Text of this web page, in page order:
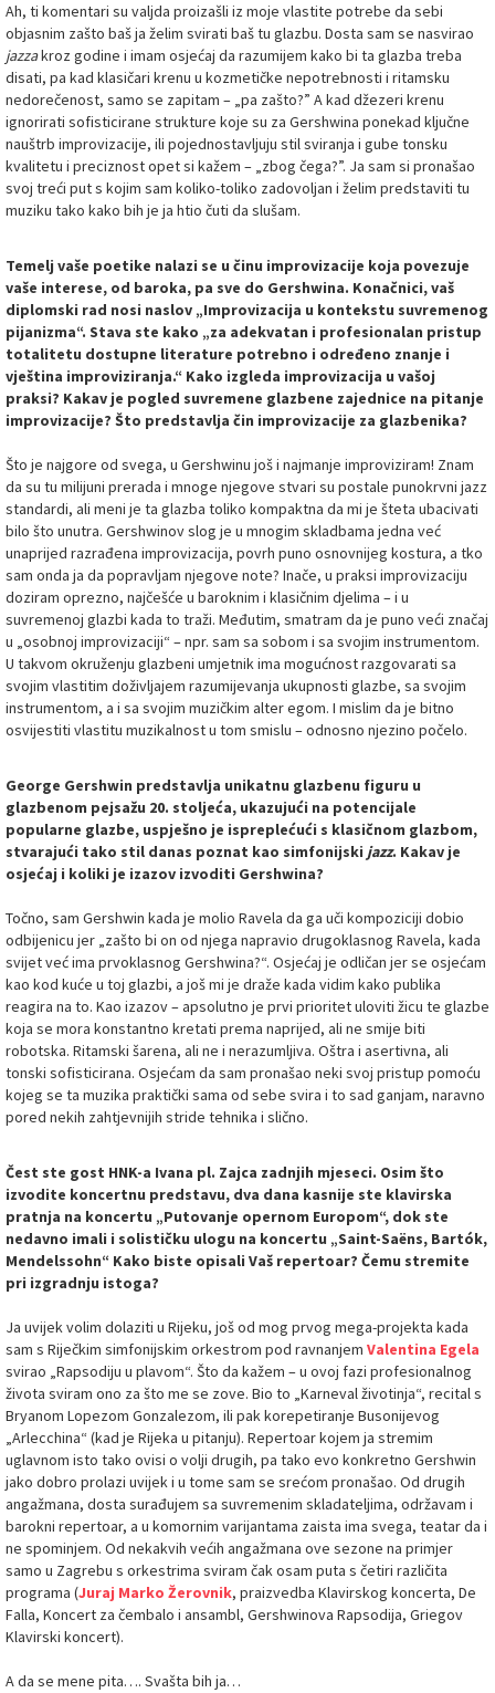
Ah, ti komentari su valjda proizašli iz moje vlastite potrebe da sebi
objasnim zašto baš ja želim svirati baš tu glazbu. Dosta sam se nasvirao
jazzakroz godine i imam osjećaj da razumijem kako bi ta glazba treba
disati, pa kad klasičari krenu u kozmetičke nepotrebnosti i ritamsku
nedorečenost, samo se zapitam – „pa zašto?” A kad džezeri krenu
ignorirati sofisticirane strukture koje su za Gershwina ponekad ključne
nauštrb improvizacije, ili pojednostavljuju stil sviranja i gube tonsku
kvalitetu i preciznost opet si kažem – „zbog čega?”. Ja sam si pronašao
svoj treći put s kojim sam koliko-toliko zadovoljan i želim predstaviti tu
muziku tako kako bih je ja htio čuti da slušam.
Temelj vaše poetike nalazi se u činu improvizacije koja povezuje
vaše interese, od baroka, pa sve do Gershwina. Konačnici, vaš
diplomski rad nosi naslov „Improvizacija u kontekstu suvremenog
pijanizma“. Stava ste kako „za adekvatan i profesionalan pristup
totalitetu dostupne literature potrebno i određeno znanje i
vještina improviziranja.“ Kako izgleda improvizacija u vašoj
praksi? Kakav je pogled suvremene glazbene zajednice na pitanje
improvizacije? Što predstavlja čin improvizacije za glazbenika?
Što je najgore od svega, u Gershwinu još i najmanje improviziram! Znam
da su tu milijuni prerada i mnoge njegove stvari su postale punokrvni jazz
standardi, ali meni je ta glazba toliko kompaktna da mi je šteta ubacivati
bilo što unutra. Gershwinov slog je u mnogim skladbama jedna već
unaprijed razrađena improvizacija, povrh puno osnovnijeg kostura, a tko
sam onda ja da popravljam njegove note? Inače, u praksi improvizaciju
doziram oprezno, najčešće u baroknim i klasičnim djelima – i u
suvremenoj glazbi kada to traži. Međutim, smatram da je puno veći značaj
u „osobnoj improvizaciji“ – npr. sam sa sobom i sa svojim instrumentom.
U takvom okruženju glazbeni umjetnik ima mogućnost razgovarati sa
svojim vlastitim doživljajem razumijevanja ukupnosti glazbe, sa svojim
instrumentom, a i sa svojim muzičkim alter egom. I mislim da je bitno
osvijestiti vlastitu muzikalnost u tom smislu – odnosno njezino počelo.
George Gershwin predstavlja unikatnu glazbenu figuru u
glazbenom pejsažu 20. stoljeća, ukazujući na potencijale
popularne glazbe, uspješno je ispreplećući s klasičnom glazbom,
stvarajući tako stil danas poznat kao simfonijski jazz. Kakav je
osjećaj i koliki je izazov izvoditi Gershwina?
Točno, sam Gershwin kada je molio Ravela da ga uči kompoziciji dobio
odbijenicu jer „zašto bi on od njega napravio drugoklasnog Ravela, kada
svijet već ima prvoklasnog Gershwina?“. Osjećaj je odličan jer se osjećam
kao kod kuće u toj glazbi, a još mi je draže kada vidim kako publika
reagira na to. Kao izazov – apsolutno je prvi prioritet uloviti žicu te glazbe
koja se mora konstantno kretati prema naprijed, ali ne smije biti
robotska. Ritamski šarena, ali ne i nerazumljiva. Oštra i asertivna, ali
tonski sofisticirana. Osjećam da sam pronašao neki svoj pristup pomoću
kojeg se ta muzika praktički sama od sebe svira i to sad ganjam, naravno
pored nekih zahtjevnijih stride tehnika i slično.
Čest ste gost HNK-a Ivana pl. Zajca zadnjih mjeseci. Osim što
izvodite koncertnu predstavu, dva dana kasnije ste klavirska
pratnja na koncertu „Putovanje opernom Europom“, dok ste
nedavno imali i solističku ulogu na koncertu „Saint-Saëns, Bartók,
Mendelssohn“ Kako biste opisali Vaš repertoar? Čemu stremite
pri izgradnju istoga?
Ja uvijek volim dolaziti u Rijeku, još od mog prvog mega-projekta kada
sam s Riječkim simfonijskim orkestrom pod ravnanjem Valentina Egela
svirao „Rapsodiju u plavom“. Što da kažem – u ovoj fazi profesionalnog
života sviram ono za što me se zove. Bio to „Karneval životinja“, recital s
Bryanom Lopezom Gonzalezom, ili pak korepetiranje Busonijevog
„Arlecchina“ (kad je Rijeka u pitanju). Repertoar kojem ja stremim
uglavnom isto tako ovisi o volji drugih, pa tako evo konkretno Gershwin
jako dobro prolazi uvijek i u tome sam se srećom pronašao. Od drugih
angažmana, dosta surađujem sa suvremenim skladateljima, održavam i
barokni repertoar, a u komornim varijantama zaista ima svega, teatar da i
ne spominjem. Od nekakvih većih angažmana ove sezone na primjer
samo u Zagrebu s orkestrima sviram čak osam puta s četiri različita
programa (Juraj Marko Žerovnik, praizvedba Klavirskog koncerta, De
Falla, Koncert za čembalo i ansambl, Gershwinova Rapsodija, Griegov
Klavirski koncert).
A da se mene pita…. Svašta bih ja…